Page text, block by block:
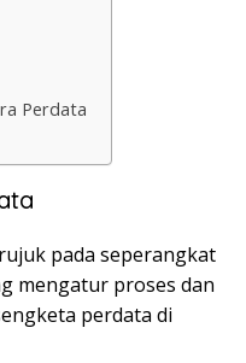
Perdata
pada seperangkat
mengatur proses dan
perdata di